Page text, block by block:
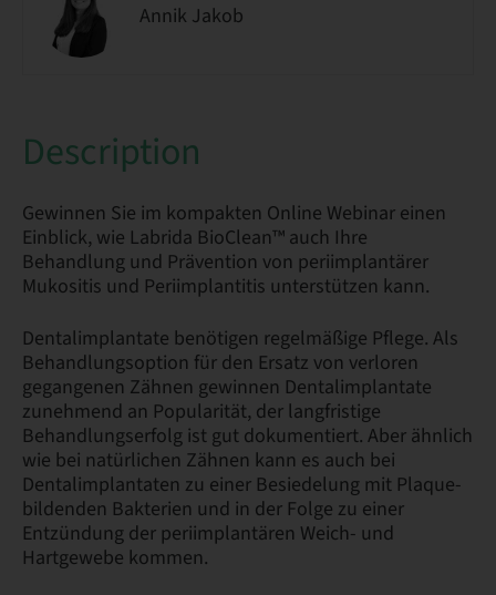
Annik Jakob
Description
Gewinnen Sie im kompakten Online Webinar einen
Einblick, wie Labrida BioClean™ auch Ihre
Behandlung und Prävention von periimplantärer
Mukositis und Periimplantitis unterstützen kann.
Dentalimplantate benötigen regelmäßige Pflege. Als
Behandlungsoption für den Ersatz von verloren
gegangenen Zähnen gewinnen Dentalimplantate
zunehmend an Popularität, der langfristige
Behandlungserfolg ist gut dokumentiert. Aber ähnlich
wie bei natürlichen Zähnen kann es auch bei
Dentalimplantaten zu einer Besiedelung mit Plaque-
bildenden Bakterien und in der Folge zu einer
Entzündung der periimplantären Weich- und
Hartgewebe kommen.